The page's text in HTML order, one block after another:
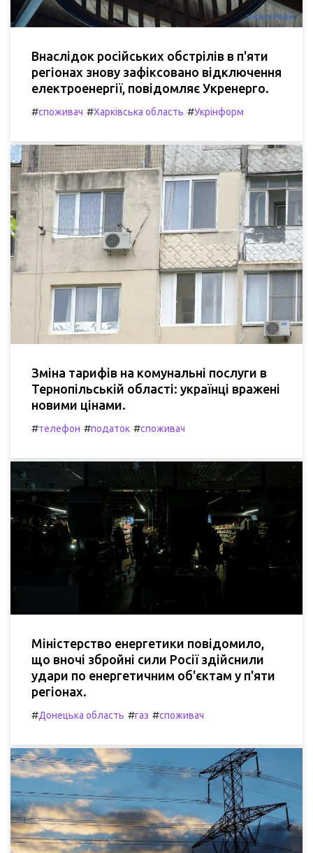
Внаслідок російських обстрілів в п'яти
регіонах знову зафіксовано відключення
електроенергії, повідомляє Укренерго.
#споживач #Харківська область #Укрінформ
Зміна тарифів на комунальні послуги в
Тернопільській області: українці вражені
новими цінами.
#телефон #податок #споживач
Міністерство енергетики повідомило,
що вночі збройні сили Росії здійснили
удари по енергетичним об'єктам у п'яти
регіонах.
#Донецька область #газ #споживач